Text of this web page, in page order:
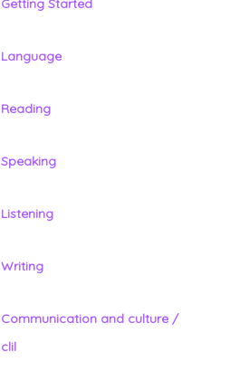
Getting Started
Language
Reading
Speaking
Listening
Writing
Communication and culture /
clil